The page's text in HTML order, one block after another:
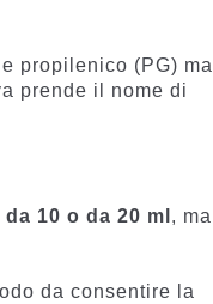
propilenico (PG) ma
prende il nome di
10 o da 20 ml , ma
da consentire la